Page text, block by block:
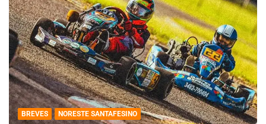
BREVES NORESTE SANTAFESINO